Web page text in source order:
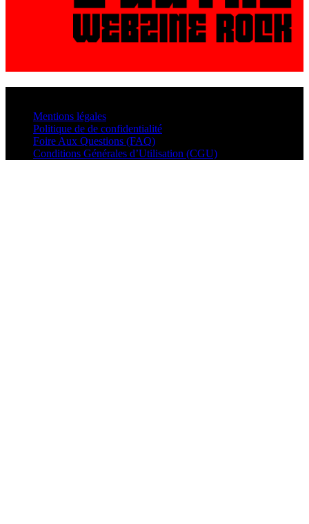
Mentions légales
Politique de de confidentialité
Foire Aux Questions (FAQ)
Conditions Générales d’Utilisation (CGU)